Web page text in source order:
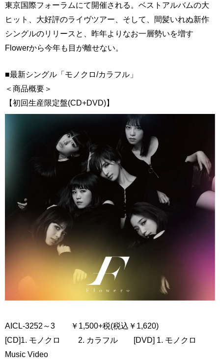
東京国際フォーラムにて開催される。ベストアルバムの大
ヒット、大好評のライヴツアー、そして、間髪いれぬ新作
シングルのリリースと、昨年よりなお一層勢いを増す
Flowerから今年も目が離せない。
■最新シングル「モノクロ/カラフル」
＜商品概要＞
【初回生産限定盤(CD+DVD)】
AICL-3252～3 ￥1,500+税(税込￥1,620)
[CD]1. モノクロ 2. カラフル [DVD] 1. モノクロ
Music Video